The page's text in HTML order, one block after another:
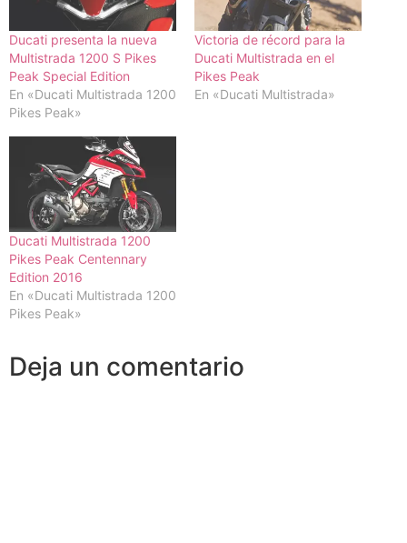
Ducati presenta la nueva
Multistrada 1200 S Pikes
Peak Special Edition
En «Ducati Multistrada 1200
Pikes Peak»
Victoria de récord para la
Ducati Multistrada en el
Pikes Peak
En «Ducati Multistrada»
Ducati Multistrada 1200
Pikes Peak Centennary
Edition 2016
En «Ducati Multistrada 1200
Pikes Peak»
Deja un comentario